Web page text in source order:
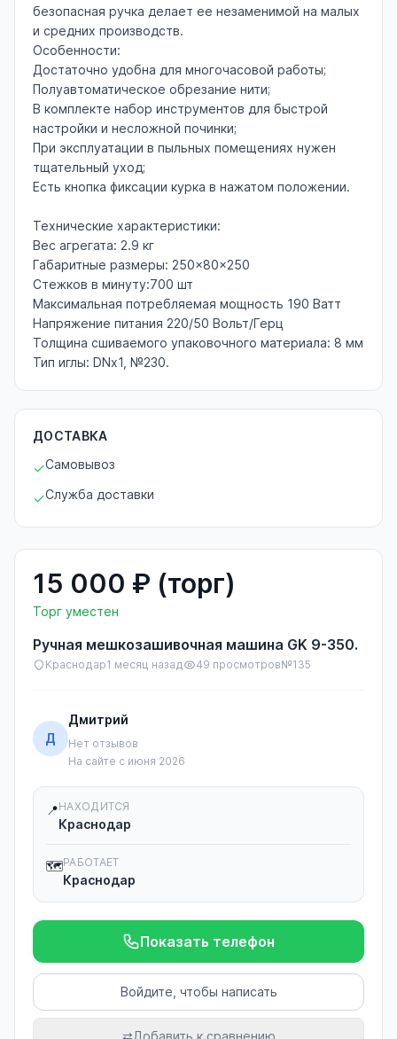
безопасная ручка делает ее незаменимой на малых
и средних производств.
Особенности:
Достаточно удобна для многочасовой работы;
Полуавтоматическое обрезание нити;
В комплекте набор инструментов для быстрой
настройки и несложной починки;
При эксплуатации в пыльных помещениях нужен
тщательный уход;
Есть кнопка фиксации курка в нажатом положении.
Технические характеристики:
Вес агрегата: 2.9 кг
Габаритные размеры: 250×80×250
Стежков в минуту:700 шт
Максимальная потребляемая мощность 190 Ватт
Напряжение питания 220/50 Вольт/Герц
Толщина сшиваемого упаковочного материала: 8 мм
Тип иглы: DNx1, №230.
ДОСТАВКА
✓Самовывоз
✓Служба доставки
15 000 ₽ (торг)
Торг уместен
Ручная мешкозашивочная машина GK 9-350.
Краснодар1 месяц назад 49 просмотров№135
Д
Дмитрий
Нет отзывов
На сайте с июня 2026
📍НАХОДИТСЯ
Краснодар
🗺️РАБОТАЕТ
Краснодар
Показать телефон
Войдите, чтобы написать
⇄Добавить к сравнению